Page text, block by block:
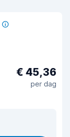
€ 45,36
per dag